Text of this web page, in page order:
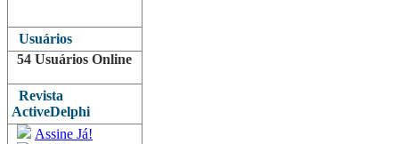
Usuários
54 Usuários Online
Revista
ActiveDelphi
Assine Já!